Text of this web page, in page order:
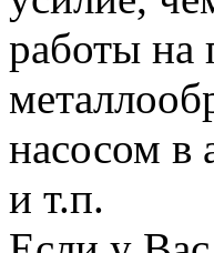
работы на
насосом в
и т.п.